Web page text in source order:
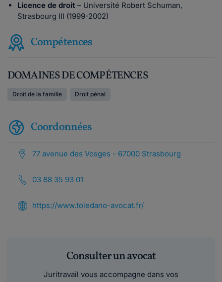
Licence de droit – Université Robert Schuman,
Strasbourg III (1999-2002)
Compétences
DOMAINES DE COMPÉTENCES
Droit de la famille Droit pénal
Coordonnées
77 avenue des Vosges - 67000 Strasbourg
03 88 35 93 01
https://www.toledano-avocat.fr/
Consulter un avocat
Juritravail vous accompagne dans vos